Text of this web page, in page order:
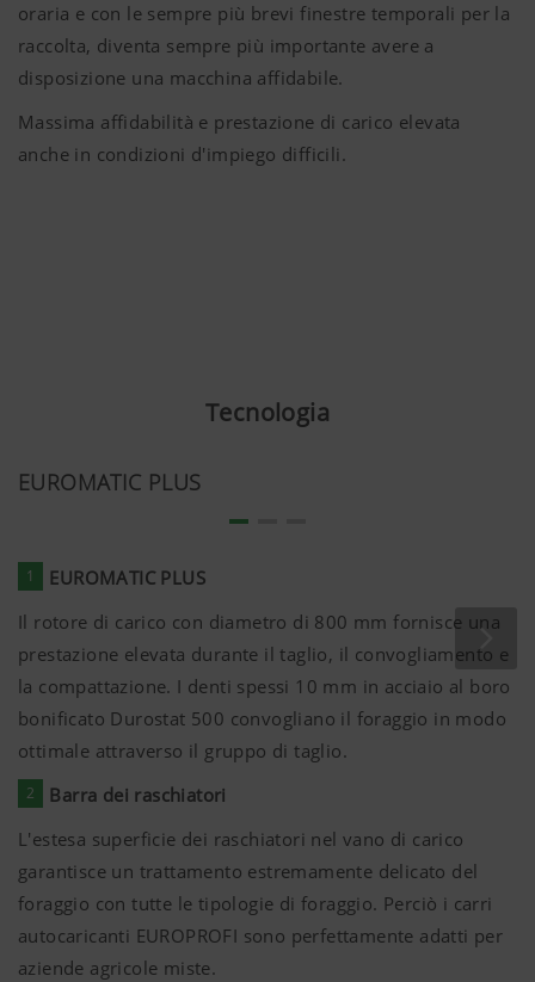
oraria e con le sempre più brevi finestre temporali per la
raccolta, diventa sempre più importante avere a
disposizione una macchina affidabile.
Massima affidabilità e prestazione di carico elevata
anche in condizioni d'impiego difficili.
Tecnologia
EUROMATIC PLUS
1
EUROMATIC PLUS
Il rotore di carico con diametro di 800 mm fornisce una
prestazione elevata durante il taglio, il convogliamento e
la compattazione. I denti spessi 10 mm in acciaio al boro
bonificato Durostat 500 convogliano il foraggio in modo
ottimale attraverso il gruppo di taglio.
2
Barra dei raschiatori
L'estesa superficie dei raschiatori nel vano di carico
garantisce un trattamento estremamente delicato del
foraggio con tutte le tipologie di foraggio. Perciò i carri
autocaricanti EUROPROFI sono perfettamente adatti per
aziende agricole miste.